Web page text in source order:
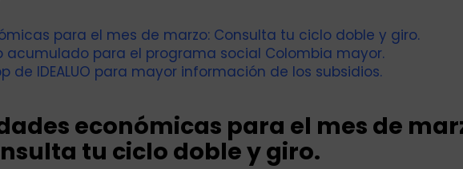
para el mes de marzo: Consulta tu ciclo doble y giro.
acumulado para el programa social Colombia mayor.
de IDEALUO para mayor información de los subsidios.
económicas para el mes de
tu ciclo doble y giro.